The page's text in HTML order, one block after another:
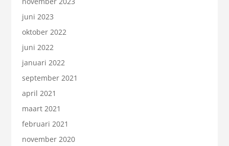
juni 2023
oktober 2022
juni 2022
januari 2022
september 2021
april 2021
maart 2021
februari 2021
november 2020